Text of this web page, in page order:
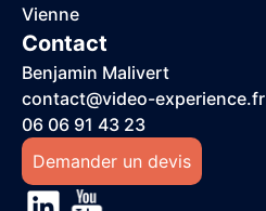
Vienne
Contact
Benjamin Malivert
contact@video-experience.fr
06 06 91 43 23
Demander un devis